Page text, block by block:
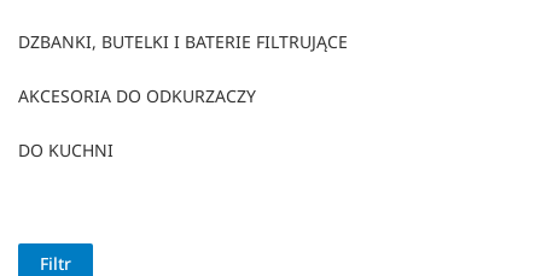
DZBANKI, BUTELKI I BATERIE FILTRUJĄCE
AKCESORIA DO ODKURZACZY
DO KUCHNI
Filtr